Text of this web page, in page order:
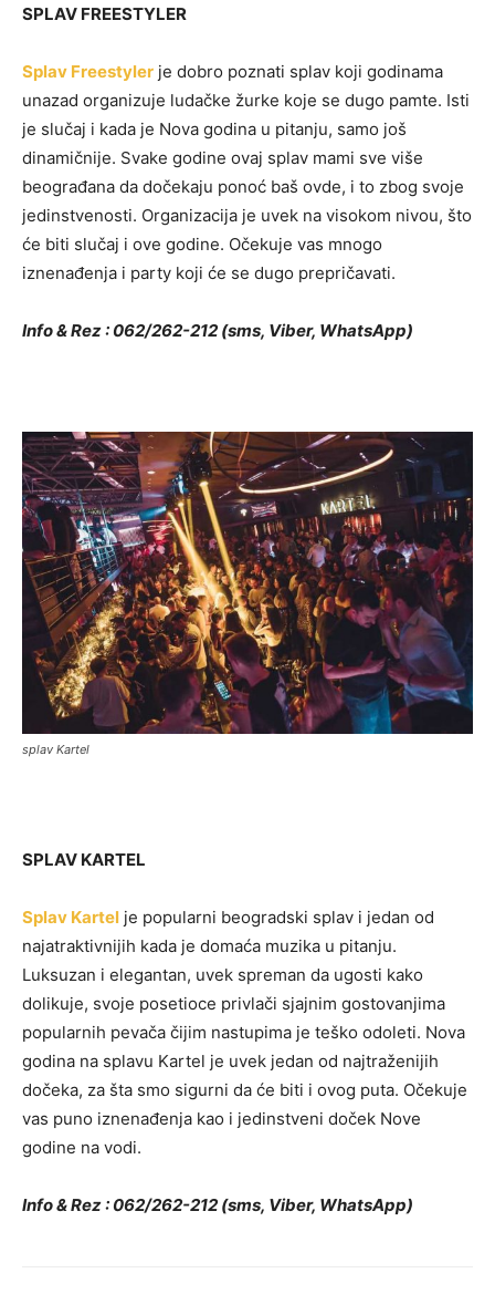
SPLAV FREESTYLER
Splav Freestyler je dobro poznati splav koji godinama
unazad organizuje ludačke žurke koje se dugo pamte. Isti
je slučaj i kada je Nova godina u pitanju, samo još
dinamičnije. Svake godine ovaj splav mami sve više
beograđana da dočekaju ponoć baš ovde, i to zbog svoje
jedinstvenosti. Organizacija je uvek na visokom nivou, što
će biti slučaj i ove godine. Očekuje vas mnogo
iznenađenja i party koji će se dugo prepričavati.
Info & Rez : 062/262-212 (sms, Viber, WhatsApp)
splav Kartel
SPLAV KARTEL
Splav Kartel je popularni beogradski splav i jedan od
najatraktivnijih kada je domaća muzika u pitanju.
Luksuzan i elegantan, uvek spreman da ugosti kako
dolikuje, svoje posetioce privlači sjajnim gostovanjima
popularnih pevača čijim nastupima je teško odoleti. Nova
godina na splavu Kartel je uvek jedan od najtraženijih
dočeka, za šta smo sigurni da će biti i ovog puta. Očekuje
vas puno iznenađenja kao i jedinstveni doček Nove
godine na vodi.
Info & Rez : 062/262-212 (sms, Viber, WhatsApp)